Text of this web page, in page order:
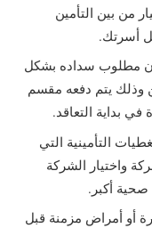
من بين التأمين
أسرتك.
مطلوب سداده بشكل
وذلك يتم دفعه مقسم
بداية التعاقد.
التأمينية التي
واختيار الشركة
صحية أكبر.
أو أمراض مزمنة قبل